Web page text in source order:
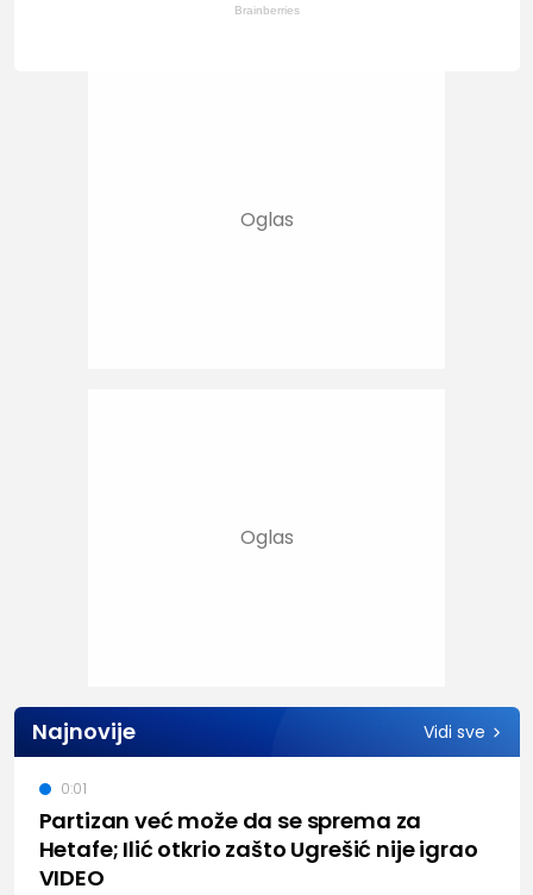
Brainberries
Najnovije Vidi sve
Partizan već može da se sprema za
Hetafe; Ilić otkrio zašto Ugrešić nije igrao
VIDEO
0:01